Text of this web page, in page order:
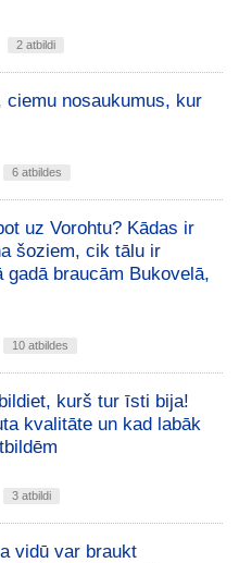
2 atbildi
ciemu nosaukumus, kur
6 atbildes
uz Vorohtu? Kādas ir
šoziem, cik tālu ir
gadā braucām Bukovelā,
10 atbildes
kurš tur īsti bija!
kvalitāte un kad labāk
3 atbildi
vidū var braukt